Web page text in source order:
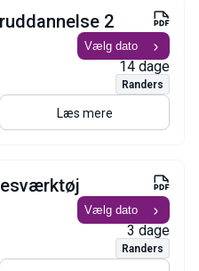
2
14 dage
Randers
Læs mere
3 dage
Randers